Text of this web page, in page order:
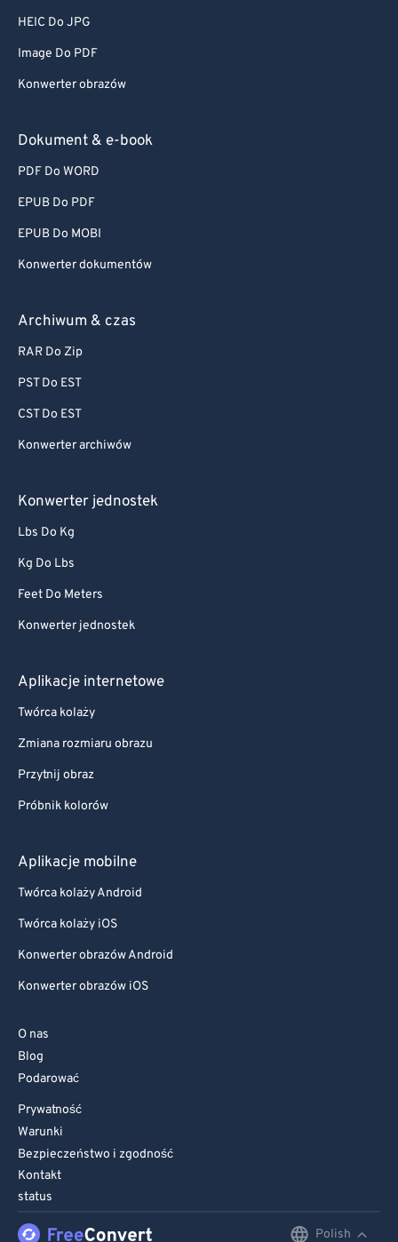
HEIC Do JPG
Image Do PDF
Konwerter obrazów
Dokument & e-book
PDF Do WORD
EPUB Do PDF
EPUB Do MOBI
Konwerter dokumentów
Archiwum & czas
RAR Do Zip
PST Do EST
CST Do EST
Konwerter archiwów
Konwerter jednostek
Lbs Do Kg
Kg Do Lbs
Feet Do Meters
Konwerter jednostek
Aplikacje internetowe
Twórca kolaży
Zmiana rozmiaru obrazu
Przytnij obraz
Próbnik kolorów
Aplikacje mobilne
Twórca kolaży Android
Twórca kolaży iOS
Konwerter obrazów Android
Konwerter obrazów iOS
O nas
Blog
Podarować
Prywatność
Warunki
Bezpieczeństwo i zgodność
Kontakt
status
Polish